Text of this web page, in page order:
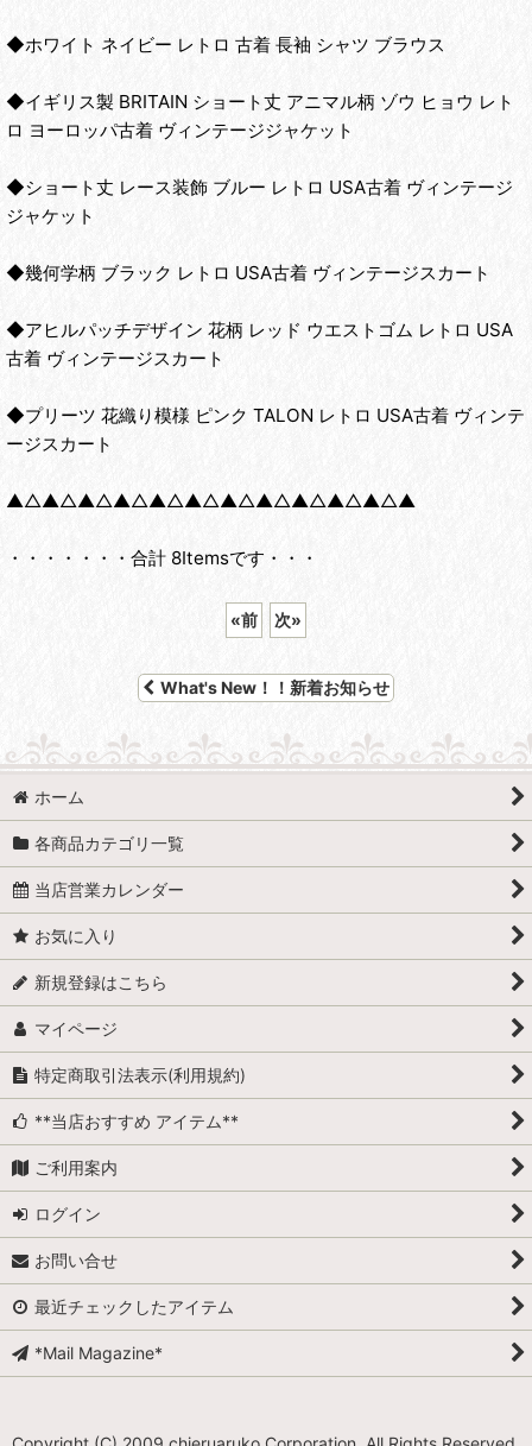
◆ホワイト ネイビー レトロ 古着 長袖 シャツ ブラウス
◆イギリス製 BRITAIN ショート丈 アニマル柄 ゾウ ヒョウ レト
ロ ヨーロッパ古着 ヴィンテージジャケット
◆ショート丈 レース装飾 ブルー レトロ USA古着 ヴィンテージ
ジャケット
◆幾何学柄 ブラック レトロ USA古着 ヴィンテージスカート
◆アヒルパッチデザイン 花柄 レッド ウエストゴム レトロ USA
古着 ヴィンテージスカート
◆プリーツ 花織り模様 ピンク TALON レトロ USA古着 ヴィンテ
ージスカート
▲△▲△▲△▲△▲△▲△▲△▲△▲△▲△▲△▲
・・・・・・・合計 8Itemsです・・・
«前 次»
What's New！！新着お知らせ
ホーム
各商品カテゴリ一覧
当店営業カレンダー
お気に入り
新規登録はこちら
マイページ
特定商取引法表示(利用規約)
**当店おすすめ アイテム**
ご利用案内
ログイン
お問い合せ
最近チェックしたアイテム
*Mail Magazine*